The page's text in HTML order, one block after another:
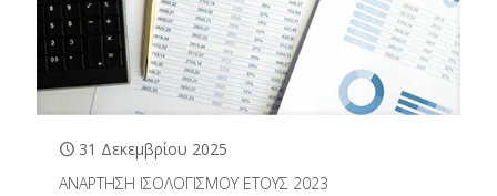
31 Δεκεμβρίου 2025
ΑΝΑΡΤΗΣΗ ΙΣΟΛΟΓΙΣΜΟΥ ΕΤΟΥΣ 2023